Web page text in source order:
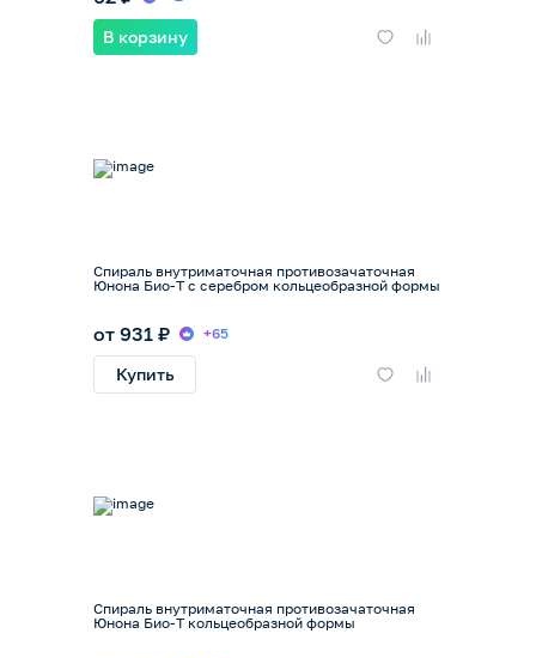
В корзину
Спираль внутриматочная противозачаточная
Юнона Био-Т с серебром кольцеобразной формы
от 931 ₽ +65
Купить
Спираль внутриматочная противозачаточная
Юнона Био-Т кольцеобразной формы